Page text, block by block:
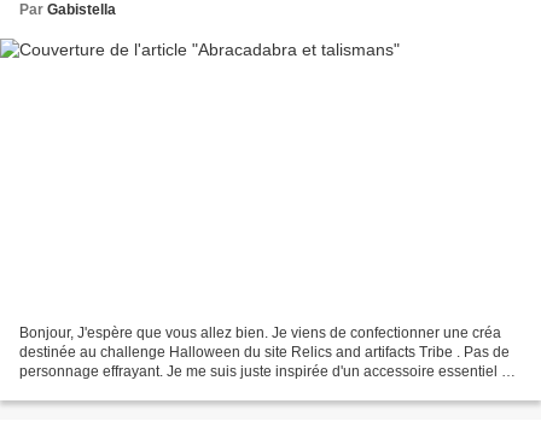
Par Gabistella
Bonjour, J'espère que vous allez bien. Je viens de confectionner une créa
destinée au challenge Halloween du site Relics and artifacts Tribe . Pas de
personnage effrayant. Je me suis juste inspirée d'un accessoire essentiel au